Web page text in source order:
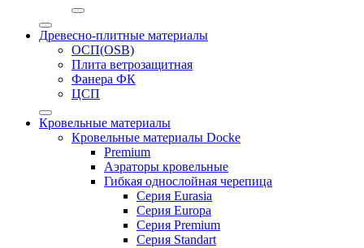
Древесно-плитные материалы
ОСП(OSB)
Плита ветрозащитная
Фанера ФК
ЦСП
Кровельные материалы
Кровельные материалы Docke
Premium
Аэраторы кровельные
Гибкая однослойная черепица
Серия Eurasia
Серия Europa
Серия Premium
Серия Standart